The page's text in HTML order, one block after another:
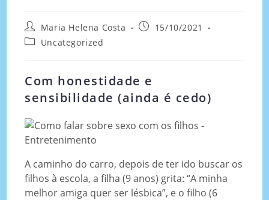
Maria Helena Costa
15/10/2021
Uncategorized
Com honestidade e
sensibilidade (ainda é cedo)
A caminho do carro, depois de ter ido buscar os
filhos à escola, a filha (9 anos) grita: “A minha
melhor amiga quer ser lésbica”, e o filho (6